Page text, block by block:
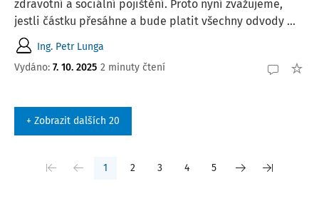
zdravotní a sociální pojištění. Proto nyní zvažujeme,
jestli částku přesáhne a bude platit všechny odvody ...
Ing. Petr Lunga
Vydáno: 7. 10. 2025 2 minuty čtení
+ Zobrazit dalších 20
1 2 3 4 5